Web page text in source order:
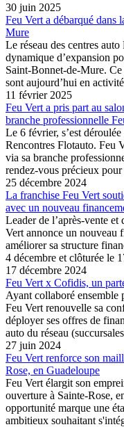
30 juin 2025
Feu Vert a débarqué dans
Mure
Le réseau des centres
dynamique d’expansion
Saint-Bonnet-de-Mure.
sont aujourd’hui en
11 février 2025
Feu Vert a pris part au
branche professionnelle
Le 6 février, s’est
Rencontres Flotauto. Feu
via sa branche
rendez-vous précieux
25 décembre 2024
La franchise Feu Vert
avec un nouveau
Leader de l’après-vente et
Vert annonce un nouveau
améliorer sa structure
4 décembre et clôturée le
17 décembre 2024
Feu Vert x Cofidis, un
Ayant collaboré ensemble
Feu Vert renouvelle sa
déployer ses offres de
auto du réseau
27 juin 2024
Feu Vert renforce son
Rose, en Guadeloupe
Feu Vert élargit son
ouverture à Sainte-Rose,
opportunité marque une
ambitieux souhaitant